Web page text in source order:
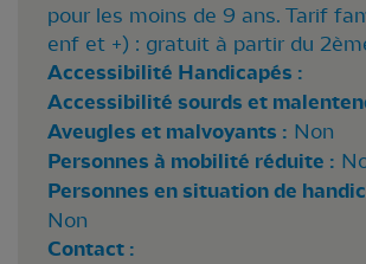
pour les moins de 9 ans. Tarif
enf et +) : gratuit à partir du
Accessibilité Handicapés :
Accessibilité sourds et
Aveugles et malvoyants : Non
Personnes à mobilité réduite :
Personnes en situation de
Non
Contact :